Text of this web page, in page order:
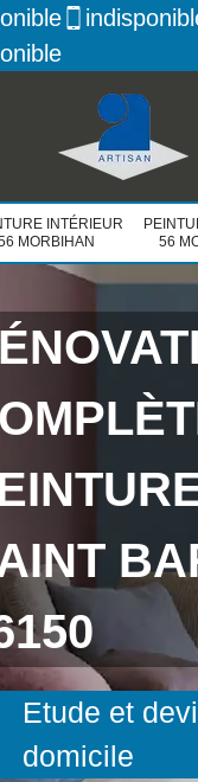
INTÉRIEUR
MORBIHAN
56
Etude et
domicile